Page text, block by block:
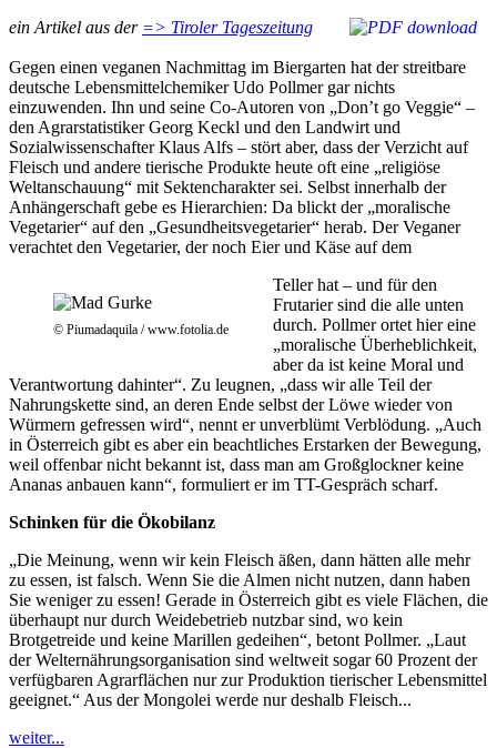
ein Artikel aus der => Tiroler Tageszeitung
Gegen einen veganen Nachmittag im Biergarten hat der streitbare
deutsche Lebensmittelchemiker Udo Pollmer gar nichts
einzuwenden. Ihn und seine Co-Autoren von „Don’t go Veggie“ –
den Agrarstatistiker Georg Keckl und den Landwirt und
Sozialwissenschafter Klaus Alfs – stört aber, dass der Verzicht auf
Fleisch und andere tierische Produkte heute oft eine „religiöse
Weltanschauung“ mit Sektencharakter sei. Selbst innerhalb der
Anhängerschaft gebe es Hierarchien: Da blickt der „moralische
Vegetarier“ auf den „Gesundheitsvegetarier“ herab. Der Veganer
verachtet den Vegetarier, der noch Eier und Käse auf dem
© Piumadaquila / www.fotolia.de
Teller hat – und für den
Frutarier sind die alle unten
durch. Pollmer ortet hier eine
„moralische Überheblichkeit,
aber da ist keine Moral und
Verantwortung dahinter“. Zu leugnen, „dass wir alle Teil der
Nahrungskette sind, an deren Ende selbst der Löwe wieder von
Würmern gefressen wird“, nennt er unverblümt Verblödung. „Auch
in Österreich gibt es aber ein beachtliches Erstarken der Bewegung,
weil offenbar nicht bekannt ist, dass man am Großglockner keine
Ananas anbauen kann“, formuliert er im TT-Gespräch scharf.
Schinken für die Ökobilanz
„Die Meinung, wenn wir kein Fleisch äßen, dann hätten alle mehr
zu essen, ist falsch. Wenn Sie die Almen nicht nutzen, dann haben
Sie weniger zu essen! Gerade in Österreich gibt es viele Flächen, die
überhaupt nur durch Weidebetrieb nutzbar sind, wo kein
Brotgetreide und keine Marillen gedeihen“, betont Pollmer. „Laut
der Welternährungsorganisation sind weltweit sogar 60 Prozent der
verfügbaren Agrarflächen nur zur Produktion tierischer Lebensmittel
geeignet.“ Aus der Mongolei werde nur deshalb Fleisch...
weiter...